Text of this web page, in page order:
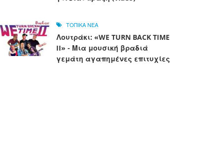
ΤΟΠΙΚΑ ΝΕΑ
Λουτράκι: «WE TURN BACK TIME
II» - Μια μουσική βραδιά
γεμάτη αγαπημένες επιτυχίες